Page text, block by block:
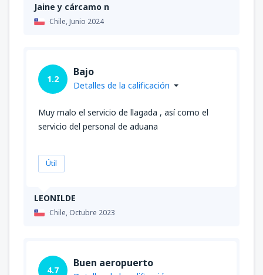
Jaine y cárcamo n
Chile,Junio 2024
LEONILDE
Chile, Octubre 2023
1.2
Bajo
Detalles de la calificación
Muy malo el servicio de llagada , así como el
servicio del personal de aduana
Útil
4.7
Buen aeropuerto